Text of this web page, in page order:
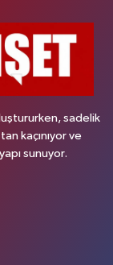
sadelik
kaçınıyor ve
sunuyor.